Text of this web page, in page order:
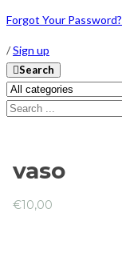
Forgot Your Password?
/Sign up
Search
vaso
€10,00